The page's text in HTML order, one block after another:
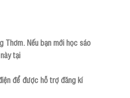
Thơm. Nếu bạn mới học sáo
tại
để được hỗ trợ đăng kí